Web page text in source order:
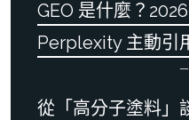
GEO 是什麼？
Perplexity 主動引
從「高分子塗料」